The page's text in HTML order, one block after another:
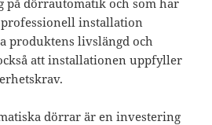
installation
produktens livslängd och
att installationen uppfyller
dörrar är en investering